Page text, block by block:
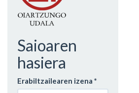
Saioaren
hasiera
Erabiltzailearen izena *